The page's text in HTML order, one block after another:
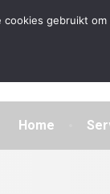
nieuwe zaken
Home
gebruikt